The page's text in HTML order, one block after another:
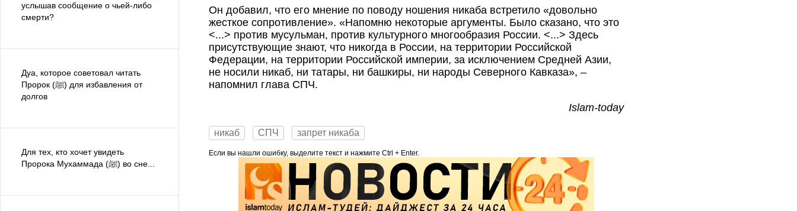
услышав сообщение о чьей-либо
смерти?
Дуа, которое советовал читать
Пророк (ﷺ) для избавления от
долгов
Для тех, кто хочет увидеть
Пророка Мухаммада (ﷺ) во сне...
Он добавил, что его мнение по поводу ношения никаба встретило «довольно
жесткое сопротивление». «Напомню некоторые аргументы. Было сказано, что это
<...> против мусульман, против культурного многообразия России. <...> Здесь
присутствующие знают, что никогда в России, на территории Российской
Федерации, на территории Российской империи, за исключением Средней Азии,
не носили никаб, ни татары, ни башкиры, ни народы Северного Кавказа», –
напомнил глава СПЧ.
Islam-today
никаб СПЧ запрет никаба
Если вы нашли ошибку, выделите текст и нажмите Ctrl + Enter.